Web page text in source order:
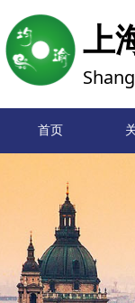
首页
上